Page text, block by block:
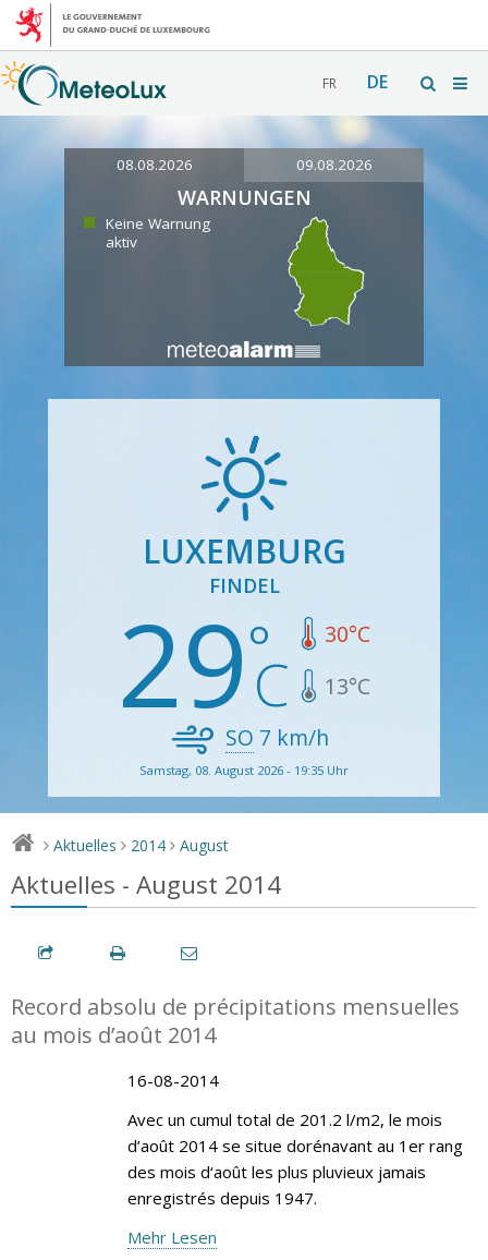
FR DE
08.08.2026 09.08.2026
WARNUNGEN
Keine Warnung
aktiv
LUXEMBURG
FINDEL
29 30°C
13°C
SO 7 km/h
Samstag, 08. August 2026 - 19:35 Uhr
> Aktuelles > 2014 > August
Aktuelles - August 2014
Record absolu de précipitations mensuelles
au mois d’août 2014
16-08-2014
Avec un cumul total de 201.2 l/m2, le mois
d’août 2014 se situe dorénavant au 1er rang
des mois d‘août les plus pluvieux jamais
enregistrés depuis 1947.
Mehr Lesen